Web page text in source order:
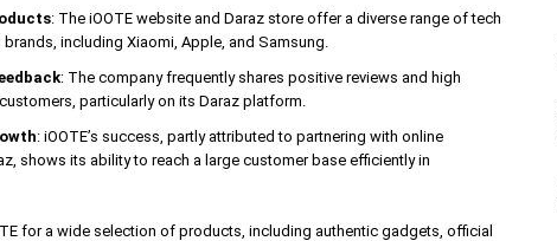
: The iOOTE website and Daraz store offer a diverse range of tech
including Xiaomi, Apple, and Samsung.
: The company frequently shares positive reviews and high
particularly on its Daraz platform.
: iOOTE’s success, partly attributed to partnering with online
shows its ability to reach a large customer base efficiently in
for a wide selection of products, including authentic gadgets, official